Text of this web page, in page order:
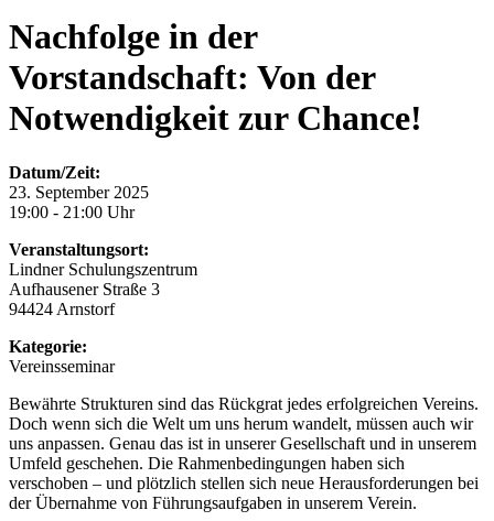
Nachfolge in der
Vorstandschaft: Von der
Notwendigkeit zur Chance!
Datum/Zeit:
23. September 2025
19:00 - 21:00 Uhr
Veranstaltungsort:
Lindner Schulungszentrum
Aufhausener Straße 3
94424 Arnstorf
Kategorie:
Vereinsseminar
Bewährte Strukturen sind das Rückgrat jedes erfolgreichen Vereins.
Doch wenn sich die Welt um uns herum wandelt, müssen auch wir
uns anpassen. Genau das ist in unserer Gesellschaft und in unserem
Umfeld geschehen. Die Rahmenbedingungen haben sich
verschoben – und plötzlich stellen sich neue Herausforderungen bei
der Übernahme von Führungsaufgaben in unserem Verein.